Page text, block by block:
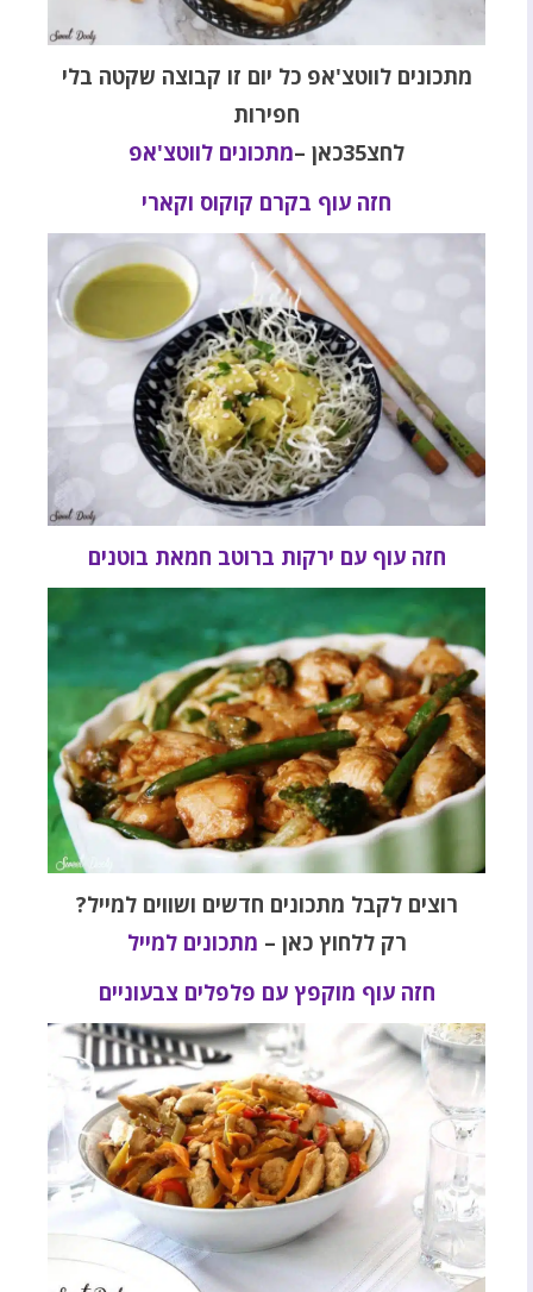
מתכונים לווטצ'אפ כל יום זו קבוצה שקטה בלי
חפירות
לחצ35כאן
–מתכונים לווטצ'אפ
חזה עוף בקרם קוקוס וקארי
חזה עוף עם ירקות ברוטב חמאת בוטנים
רוצים לקבל מתכונים חדשים ושווים למייל?
רק ללחוץ כאן – מתכונים למייל
חזה עוף מוקפץ עם פלפלים צבעוניים